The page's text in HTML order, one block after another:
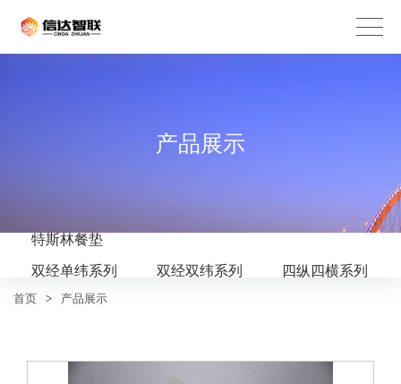
产品展示
特斯林餐垫
双经单纬系列 双经双纬系列 四纵四横系列
首页 > 产品展示